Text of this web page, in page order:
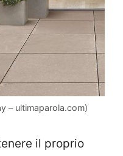
– ultimaparola.com)
il proprio